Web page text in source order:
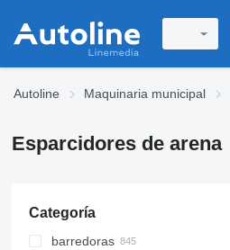
Autoline Maquinaria municipal
Esparcidores de arena
Categoría
barredoras